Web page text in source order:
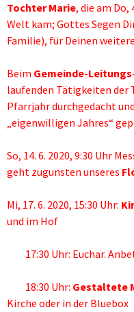
Tochter Marie, die am Do,
Welt kam; Gottes Segen
Familie), für Deinen
Beim Gemeinde-
laufenden Tätigkeiten der
Pfarrjahr durchgedacht
„eigenwilligen Jahres“
So, 14. 6. 2020, 9:30 Uhr
geht zugunsten unseres
Mi, 17. 6. 2020, 15:30 Uhr:
und im Hof
17:30 Uhr: Euchar.
18:30 Uhr: Gestaltete
Kirche oder in der Bluebox